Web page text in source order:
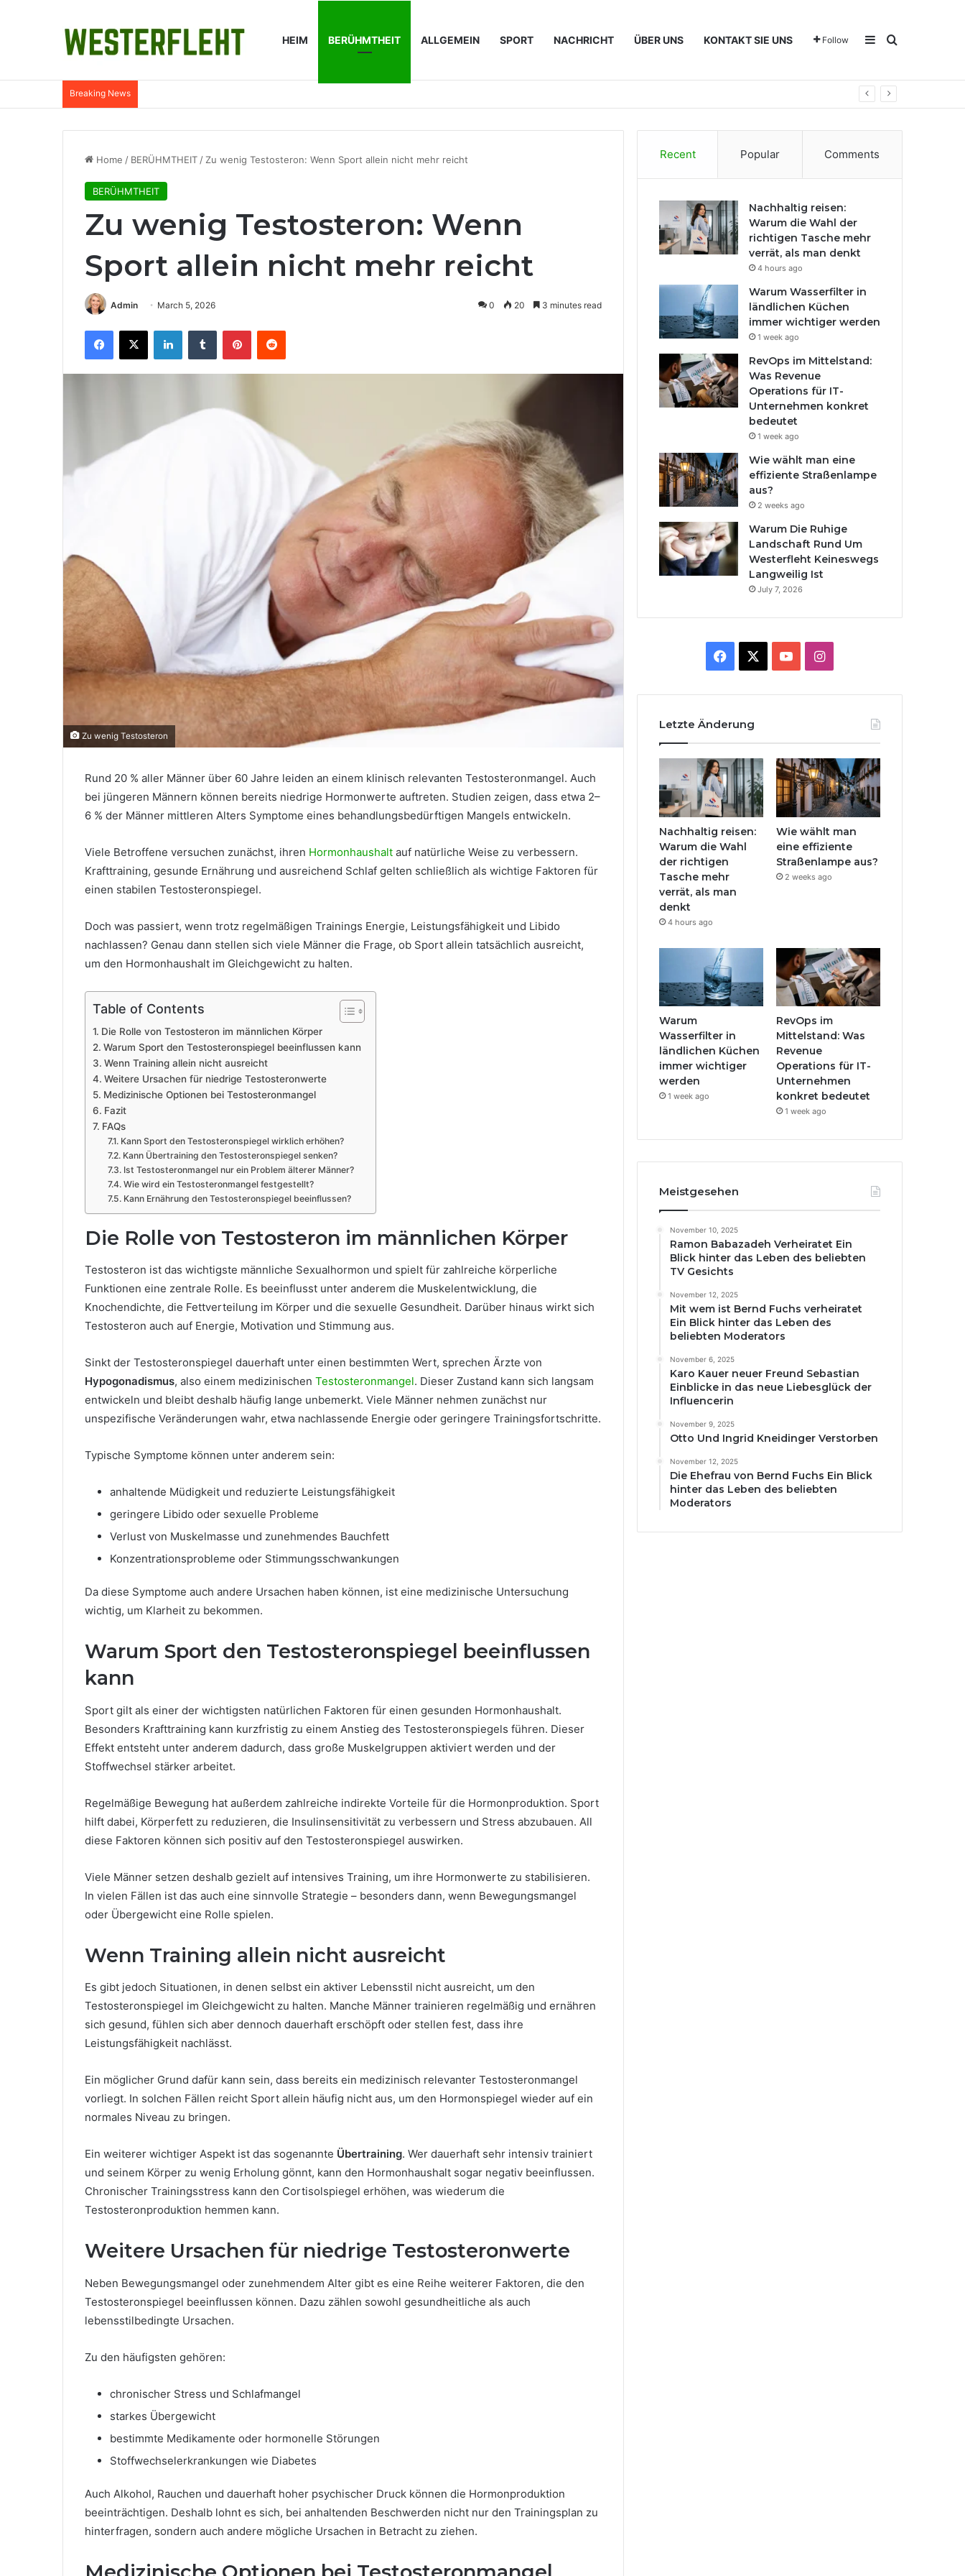
HEIM BERÜHMTHEIT ALLGEMEIN SPORT NACHRICHT ÜBER UNS KONTAKT SIE UNS Follow SidebarSearch for
Breaking News
Home / BERÜHMTHEIT / Zu wenig Testosteron: Wenn Sport allein nicht mehr reicht
BERÜHMTHEIT
Zu wenig Testosteron: Wenn
Sport allein nicht mehr reicht
Admin March 5, 2026 0 20 3 minutes read
Facebook
X LinkedInTumblr PinterestReddit
Zu wenig Testosteron
Rund 20 % aller Männer über 60 Jahre leiden an einem klinisch relevanten Testosteronmangel. Auch
bei jüngeren Männern können bereits niedrige Hormonwerte auftreten. Studien zeigen, dass etwa 2–
6 % der Männer mittleren Alters Symptome eines behandlungsbedürftigen Mangels entwickeln.
Viele Betroffene versuchen zunächst, ihren Hormonhaushalt auf natürliche Weise zu verbessern.
Krafttraining, gesunde Ernährung und ausreichend Schlaf gelten schließlich als wichtige Faktoren für
einen stabilen Testosteronspiegel.
Doch was passiert, wenn trotz regelmäßigen Trainings Energie, Leistungsfähigkeit und Libido
nachlassen? Genau dann stellen sich viele Männer die Frage, ob Sport allein tatsächlich ausreicht,
um den Hormonhaushalt im Gleichgewicht zu halten.
Table of Contents
Die Rolle von Testosteron im männlichen Körper
Warum Sport den Testosteronspiegel beeinflussen kann
Wenn Training allein nicht ausreicht
Weitere Ursachen für niedrige Testosteronwerte
Medizinische Optionen bei Testosteronmangel
Fazit
FAQs
Kann Sport den Testosteronspiegel wirklich erhöhen?
Kann Übertraining den Testosteronspiegel senken?
Ist Testosteronmangel nur ein Problem älterer Männer?
Wie wird ein Testosteronmangel festgestellt?
Kann Ernährung den Testosteronspiegel beeinflussen?
Die Rolle von Testosteron im männlichen Körper
Testosteron ist das wichtigste männliche Sexualhormon und spielt für zahlreiche körperliche
Funktionen eine zentrale Rolle. Es beeinflusst unter anderem die Muskelentwicklung, die
Knochendichte, die Fettverteilung im Körper und die sexuelle Gesundheit. Darüber hinaus wirkt sich
Testosteron auch auf Energie, Motivation und Stimmung aus.
Sinkt der Testosteronspiegel dauerhaft unter einen bestimmten Wert, sprechen Ärzte von
Hypogonadismus, also einem medizinischen Testosteronmangel. Dieser Zustand kann sich langsam
entwickeln und bleibt deshalb häufig lange unbemerkt. Viele Männer nehmen zunächst nur
unspezifische Veränderungen wahr, etwa nachlassende Energie oder geringere Trainingsfortschritte.
Typische Symptome können unter anderem sein:
anhaltende Müdigkeit und reduzierte Leistungsfähigkeit
geringere Libido oder sexuelle Probleme
Verlust von Muskelmasse und zunehmendes Bauchfett
Konzentrationsprobleme oder Stimmungsschwankungen
Da diese Symptome auch andere Ursachen haben können, ist eine medizinische Untersuchung
wichtig, um Klarheit zu bekommen.
Warum Sport den Testosteronspiegel beeinflussen
kann
Sport gilt als einer der wichtigsten natürlichen Faktoren für einen gesunden Hormonhaushalt.
Besonders Krafttraining kann kurzfristig zu einem Anstieg des Testosteronspiegels führen. Dieser
Effekt entsteht unter anderem dadurch, dass große Muskelgruppen aktiviert werden und der
Stoffwechsel stärker arbeitet.
Regelmäßige Bewegung hat außerdem zahlreiche indirekte Vorteile für die Hormonproduktion. Sport
hilft dabei, Körperfett zu reduzieren, die Insulinsensitivität zu verbessern und Stress abzubauen. All
diese Faktoren können sich positiv auf den Testosteronspiegel auswirken.
Viele Männer setzen deshalb gezielt auf intensives Training, um ihre Hormonwerte zu stabilisieren.
In vielen Fällen ist das auch eine sinnvolle Strategie – besonders dann, wenn Bewegungsmangel
oder Übergewicht eine Rolle spielen.
Wenn Training allein nicht ausreicht
Es gibt jedoch Situationen, in denen selbst ein aktiver Lebensstil nicht ausreicht, um den
Testosteronspiegel im Gleichgewicht zu halten. Manche Männer trainieren regelmäßig und ernähren
sich gesund, fühlen sich aber dennoch dauerhaft erschöpft oder stellen fest, dass ihre
Leistungsfähigkeit nachlässt.
Ein möglicher Grund dafür kann sein, dass bereits ein medizinisch relevanter Testosteronmangel
vorliegt. In solchen Fällen reicht Sport allein häufig nicht aus, um den Hormonspiegel wieder auf ein
normales Niveau zu bringen.
Ein weiterer wichtiger Aspekt ist das sogenannte Übertraining. Wer dauerhaft sehr intensiv trainiert
und seinem Körper zu wenig Erholung gönnt, kann den Hormonhaushalt sogar negativ beeinflussen.
Chronischer Trainingsstress kann den Cortisolspiegel erhöhen, was wiederum die
Testosteronproduktion hemmen kann.
Weitere Ursachen für niedrige Testosteronwerte
Neben Bewegungsmangel oder zunehmendem Alter gibt es eine Reihe weiterer Faktoren, die den
Testosteronspiegel beeinflussen können. Dazu zählen sowohl gesundheitliche als auch
lebensstilbedingte Ursachen.
Zu den häufigsten gehören:
chronischer Stress und Schlafmangel
starkes Übergewicht
bestimmte Medikamente oder hormonelle Störungen
Stoffwechselerkrankungen wie Diabetes
Auch Alkohol, Rauchen und dauerhaft hoher psychischer Druck können die Hormonproduktion
beeinträchtigen. Deshalb lohnt es sich, bei anhaltenden Beschwerden nicht nur den Trainingsplan zu
hinterfragen, sondern auch andere mögliche Ursachen in Betracht zu ziehen.
Recent Popular Comments
Nachhaltig reisen:
Warum die Wahl der
richtigen Tasche mehr
verrät, als man denkt
4 hours ago
Warum Wasserfilter in
ländlichen Küchen
immer wichtiger werden
1 week ago
RevOps im Mittelstand:
Was Revenue
Operations für IT-
Unternehmen konkret
bedeutet
1 week ago
Wie wählt man eine
effiziente Straßenlampe
aus?
2 weeks ago
Warum Die Ruhige
Landschaft Rund Um
Westerfleht Keineswegs
Langweilig Ist
July 7, 2026
Facebook YouTubeInstagram
Letzte Änderung
Nachhaltig reisen:
Warum die Wahl
der richtigen
Tasche mehr
verrät, als man
denkt
4 hours ago
Wie wählt man
eine effiziente
Straßenlampe aus?
2 weeks ago
Warum
Wasserfilter in
ländlichen Küchen
immer wichtiger
werden
1 week ago
RevOps im
Mittelstand: Was
Revenue
Operations für IT-
Unternehmen
konkret bedeutet
1 week ago
Meistgesehen
November 10, 2025
Ramon Babazadeh Verheiratet Ein
Blick hinter das Leben des beliebten
TV Gesichts
November 12, 2025
Mit wem ist Bernd Fuchs verheiratet
Ein Blick hinter das Leben des
beliebten Moderators
November 6, 2025
Karo Kauer neuer Freund Sebastian
Einblicke in das neue Liebesglück der
Influencerin
November 9, 2025
Otto Und Ingrid Kneidinger Verstorben
November 12, 2025
Die Ehefrau von Bernd Fuchs Ein Blick
hinter das Leben des beliebten
Moderators